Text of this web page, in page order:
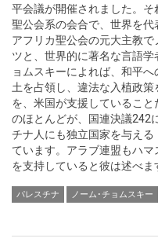
平会議が開催されました。
聖公会系の会合で、世界を
アフリカ聖公会の元大主教
ツと、世界的に著名な言語
ョムスキーによれば、和平
土を占領し、違法な入植政
を、米国が支援しているこ
のほとんどが、国連決議242
チナ人にも独立国家を与え
ています。アラブ連盟もハ
を支持していると彼は述べま
パレスチナ ノーム･チョムスキー